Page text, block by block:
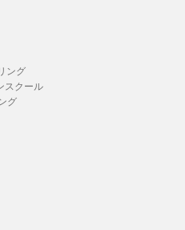
ング
スクール
グ